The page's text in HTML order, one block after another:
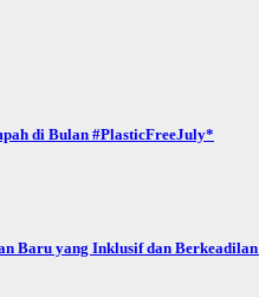
di Bulan #PlasticFreeJuly*
Baru yang Inklusif dan